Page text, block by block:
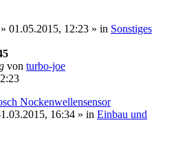
» 01.05.2015, 12:23 » in Sonstiges
von turbo-joe
Nockenwellensensor
16:34 » in Einbau und